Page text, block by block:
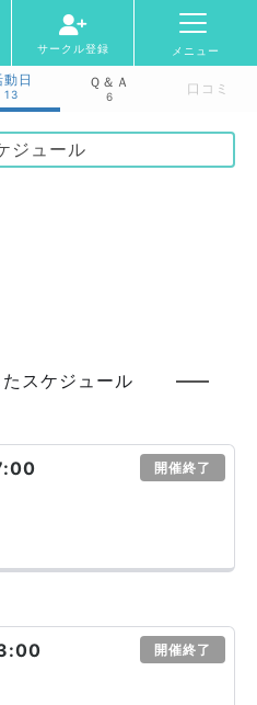
サークル登録 メニュー
動日
13
Ｑ＆Ａ
6 口コミ
ジュール
スケジュール
開催終了
開催終了